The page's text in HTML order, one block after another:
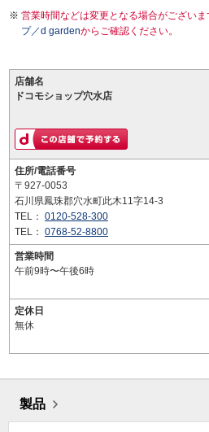
営業時間などは変更となる場合がござい
プ／d gardenからご確認ください。
店舗名
ドコモショップ穴水店
住所/電話番号
〒927-0053
石川県鳳珠郡穴水町此木11字14-3
TEL： 0120-528-300
TEL： 0768-52-8800
営業時間
午前9時〜午後6時
定休日
無休
製品